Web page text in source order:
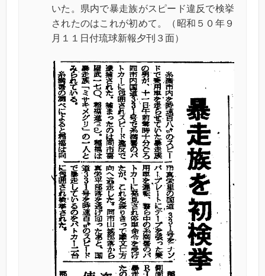
いた。県内で暴走族がスピード違反で検挙
されたのはこれが初めて。（昭和５０年９
月１１日付琉球新報夕刊３面）